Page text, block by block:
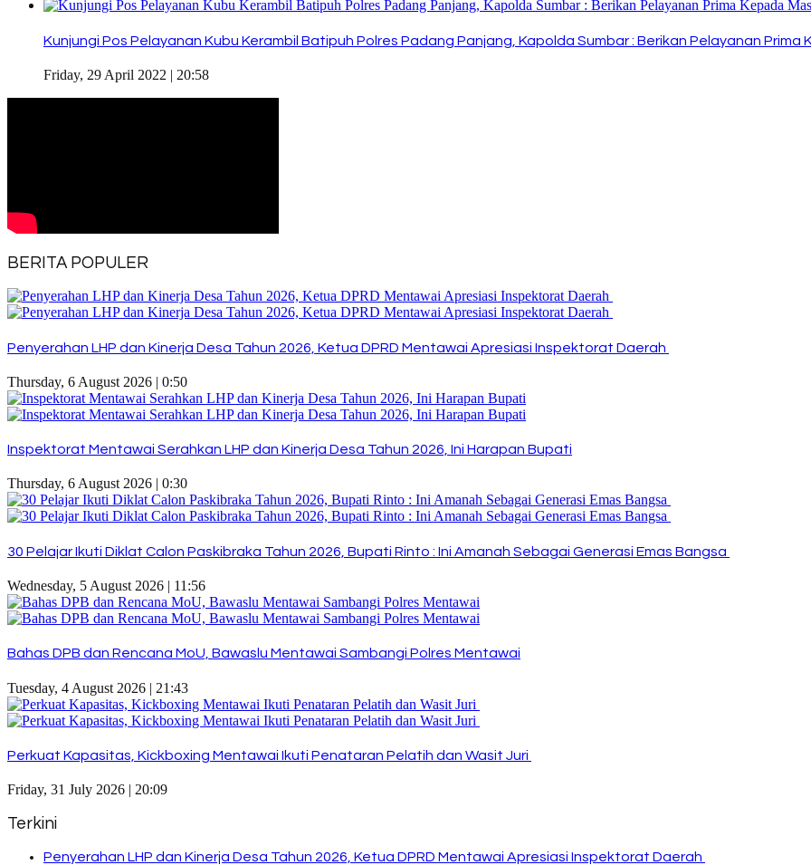
Kunjungi Pos Pelayanan Kubu Kerambil Batipuh Polres Padang Panjang, Kapolda Sumbar : Berikan Pelayanan Prima
Friday, 29 April 2022 | 20:58
BERITA POPULER
Penyerahan LHP dan Kinerja Desa Tahun 2026, Ketua DPRD Mentawai Apresiasi Inspektorat Daerah
Thursday, 6 August 2026 | 0:50
Inspektorat Mentawai Serahkan LHP dan Kinerja Desa Tahun 2026, Ini Harapan Bupati
Thursday, 6 August 2026 | 0:30
30 Pelajar Ikuti Diklat Calon Paskibraka Tahun 2026, Bupati Rinto : Ini Amanah Sebagai Generasi Emas Bangsa
Wednesday, 5 August 2026 | 11:56
Bahas DPB dan Rencana MoU, Bawaslu Mentawai Sambangi Polres Mentawai
Tuesday, 4 August 2026 | 21:43
Perkuat Kapasitas, Kickboxing Mentawai Ikuti Penataran Pelatih dan Wasit Juri
Friday, 31 July 2026 | 20:09
Terkini
Penyerahan LHP dan Kinerja Desa Tahun 2026, Ketua DPRD Mentawai Apresiasi Inspektorat Daerah